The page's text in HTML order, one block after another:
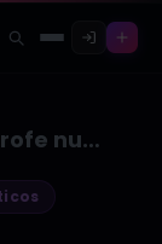
Con el profe nuevo – Parte…